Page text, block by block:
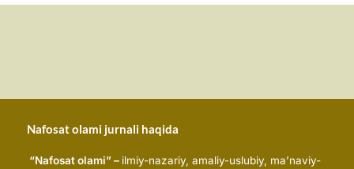
Nafosat olami jurnali haqida
“Nafosat olami” – ilmiy-nazariy, amaliy-uslubiy, ma’naviy-